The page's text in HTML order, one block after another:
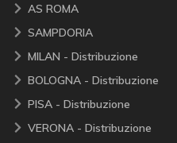
AS ROMA
SAMPDORIA
MILAN - Distribuzione
BOLOGNA - Distribuzione
PISA - Distribuzione
VERONA - Distribuzione